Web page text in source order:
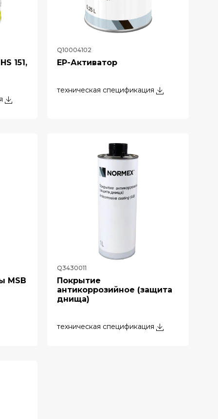
151,
Q10004102
EP-Активатор
техническая спецификация
MSB
Q3430011
Покрытие
антикоррозийное (защита
днища)
техническая спецификация